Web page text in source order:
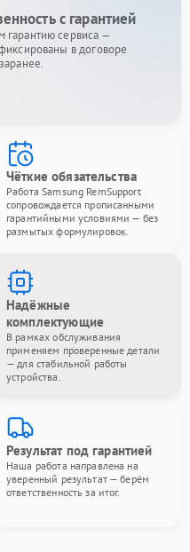
с гарантией
сервиса —
в договоре
Чёткие обязательства
Работа Samsung RemSupport
сопровождается прописанными
гарантийными условиями — без
размытых формулировок.
Надёжные
комплектующие
В рамках обслуживания
применяем проверенные детали
— для стабильной работы
устройства.
Результат под гарантией
Наша работа направлена на
уверенный результат — берём
ответственность за итог.